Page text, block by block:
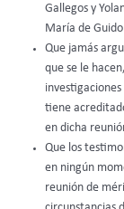
Gallegos y
María de
Que jamás
que se le
tiene
en dicha
Que los
en ningún
reunión de